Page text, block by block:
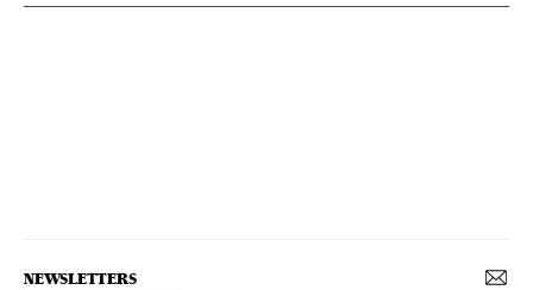
NEWSLETTERS